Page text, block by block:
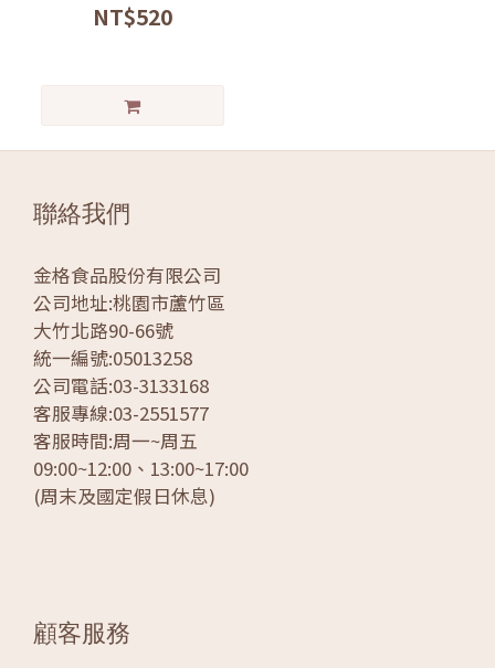
NT$520
聯絡我們
金格食品股份有限公司
公司地址:桃園市蘆竹區
大竹北路90-66號
統一編號:05013258
公司電話:03-3133168
客服專線:03-2551577
客服時間:周一~周五
09:00~12:00、13:00~17:00
(周末及國定假日休息)
顧客服務